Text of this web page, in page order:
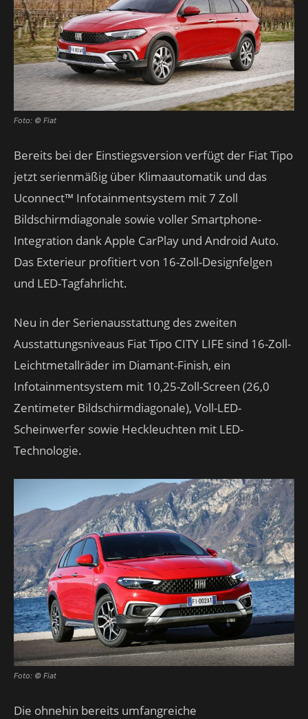
Foto: © Fiat
Bereits bei der Einstiegsversion verfügt der Fiat Tipo
jetzt serienmäßig über Klimaautomatik und das
Uconnect™ Infotainmentsystem mit 7 Zoll
Bildschirmdiagonale sowie voller Smartphone-
Integration dank Apple CarPlay und Android Auto.
Das Exterieur profitiert von 16-Zoll-Designfelgen
und LED-Tagfahrlicht.
Neu in der Serienausstattung des zweiten
Ausstattungsniveaus Fiat Tipo CITY LIFE sind 16-Zoll-
Leichtmetallräder im Diamant-Finish, ein
Infotainmentsystem mit 10,25-Zoll-Screen (26,0
Zentimeter Bildschirmdiagonale), Voll-LED-
Scheinwerfer sowie Heckleuchten mit LED-
Technologie.
Foto: © Fiat
Die ohnehin bereits umfangreiche